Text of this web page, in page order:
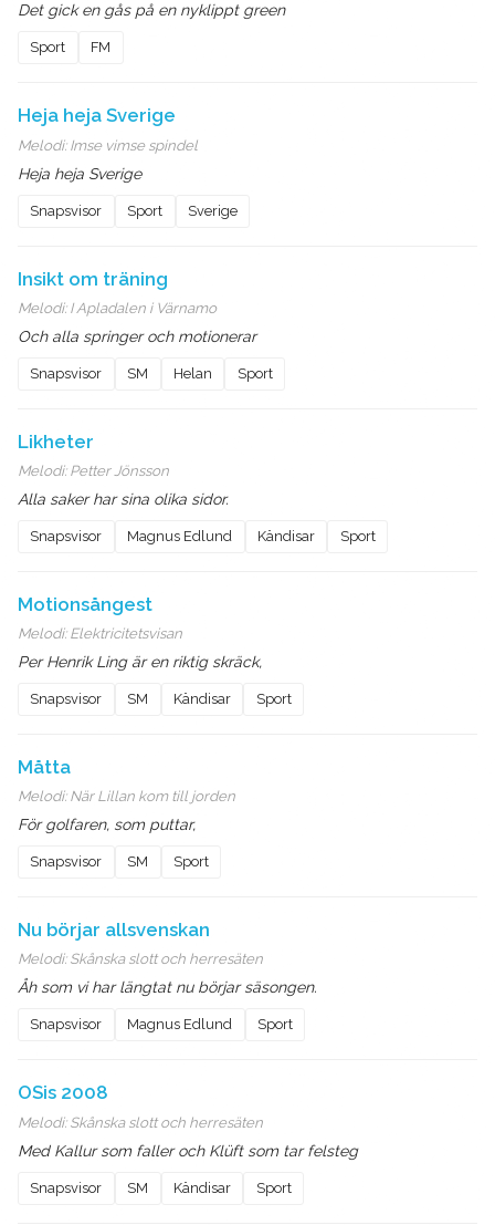
Det gick en gås på en nyklippt green
Sport FM
Heja heja Sverige
Melodi: Imse vimse spindel
Heja heja Sverige
Snapsvisor Sport Sverige
Insikt om träning
Melodi: I Apladalen i Värnamo
Och alla springer och motionerar
Snapsvisor SM Helan Sport
Likheter
Melodi: Petter Jönsson
Alla saker har sina olika sidor.
Snapsvisor Magnus Edlund Kändisar Sport
Motionsångest
Melodi: Elektricitetsvisan
Per Henrik Ling är en riktig skräck,
Snapsvisor SM Kändisar Sport
Måtta
Melodi: När Lillan kom till jorden
För golfaren, som puttar,
Snapsvisor SM Sport
Nu börjar allsvenskan
Melodi: Skånska slott och herresäten
Åh som vi har längtat nu börjar säsongen.
Snapsvisor Magnus Edlund Sport
OSis 2008
Melodi: Skånska slott och herresäten
Med Kallur som faller och Klüft som tar felsteg
Snapsvisor SM Kändisar Sport